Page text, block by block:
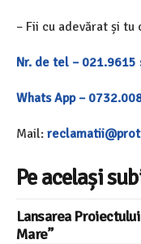
– Fii cu adevărat și tu
Nr. de tel – 021.9615
Whats App –
Mail:
Pe același
Lansarea
Mare”